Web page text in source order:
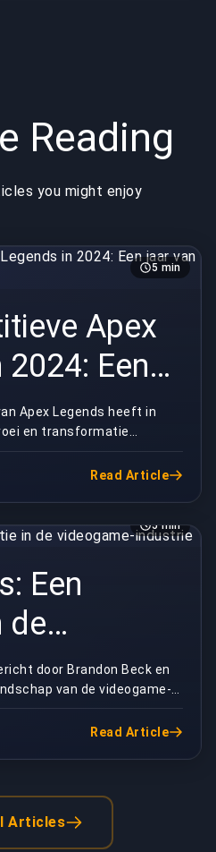
Reading
you might enjoy
5 min
Apex
Een
en
Apex Legends heeft in
en transformatie
vol spannende toernooien,
Read Article
5 min
Een
de
industrie
door Brandon Beck en
van de videogame-
Het niet-aflaten...
Read Article
Articles